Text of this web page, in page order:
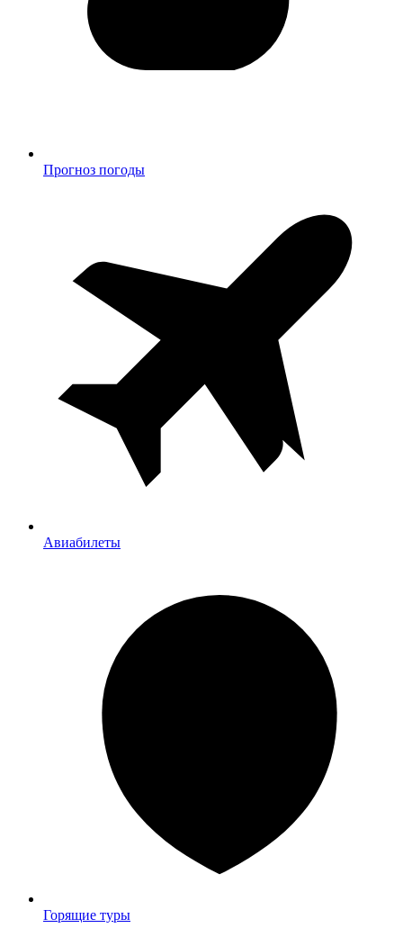
Прогноз погоды
Авиабилеты
Горящие туры